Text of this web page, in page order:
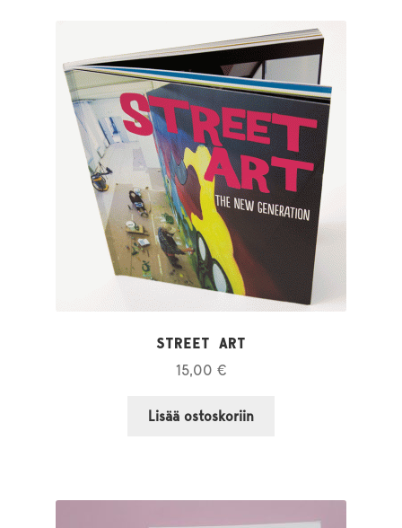
Voit
tehdä
valinnat
tuotteen
sivulla.
STREET ART
15,00 €
Lisää ostoskoriin